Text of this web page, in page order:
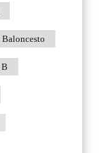
Baloncesto